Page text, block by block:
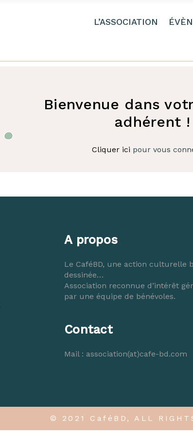
L’ASSOCIATION
Bienvenue dans
adhérent !
Cliquer ici pour vous
A propos
Le CaféBD, une action culturelle
dessinée…
Association reconnue d’intérêt
par une équipe de bénévoles.
Contact
Mail : association(at)cafe-bd.com
© 2021 CaféBD, ALL